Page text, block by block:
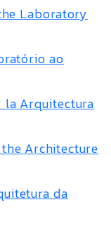
Laboratory
ao
la Arquitectura
Architecture
da